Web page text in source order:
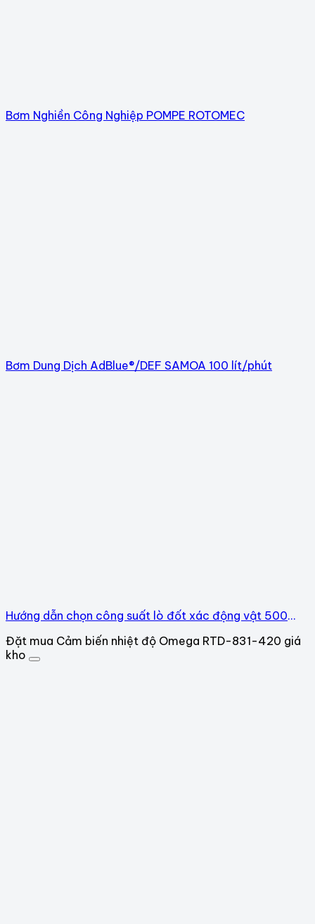
Bơm Nghiền Công Nghiệp POMPE ROTOMEC
Bơm Dung Dịch AdBlue®/DEF SAMOA 100 lít/phút
Hướng dẫn chọn công suất lò đốt xác động vật 500
Đặt mua Cảm biến nhiệt độ Omega RTD-831-420 giá
kho